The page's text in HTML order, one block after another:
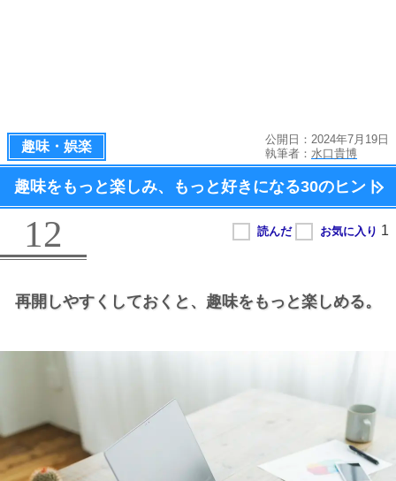
趣味・娯楽
公開日：2024年7月19日
執筆者： 水口貴博
趣味をもっと楽しみ、 もっと好きになる30のヒント
12
再開しやすくしておくと、 趣味をもっと楽しめる。